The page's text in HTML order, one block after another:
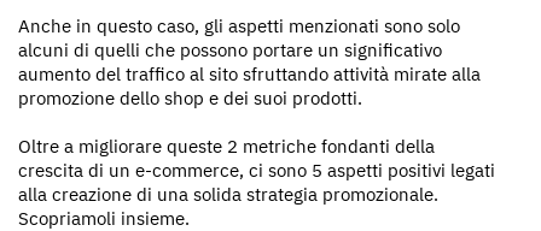
Anche in questo caso, gli aspetti menzionati sono solo
alcuni di quelli che possono portare un significativo
aumento del traffico al sito sfruttando attività mirate alla
promozione dello shop e dei suoi prodotti.
Oltre a migliorare queste 2 metriche fondanti della
crescita di un e-commerce, ci sono 5 aspetti positivi legati
alla creazione di una solida strategia promozionale.
Scopriamoli insieme.